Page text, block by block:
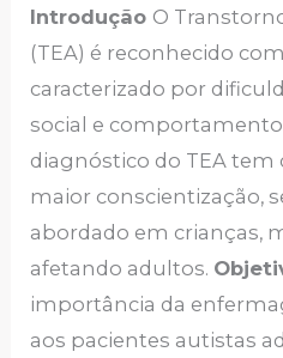
Introdução O
(TEA) é reconhecido
caracterizado por
social e
diagnóstico do TEA tem
maior conscientização,
abordado em crianças,
afetando adultos.
importância da
aos pacientes autistas